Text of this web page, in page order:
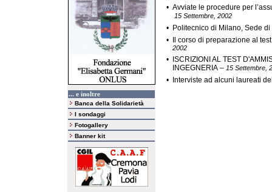
... e inoltre
Banca della Solidarietà
I sondaggi
Fotogallery
Banner kit
• Avviate le procedure per
15 Settembre, 2002
• Politecnico di Milano, Sede
•
Il corso di preparazione al
2002
•
ISCRIZIONI AL TEST
INGEGNERIA – 15 Settembre,
• Interviste ad alcuni laureati